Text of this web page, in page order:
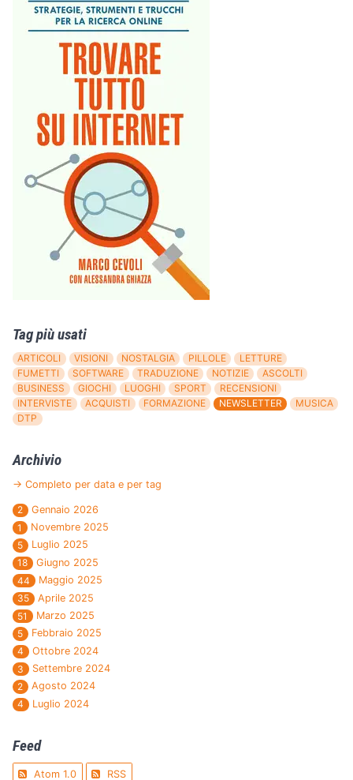
Tag più usati
ARTICOLI VISIONI NOSTALGIA PILLOLE
LETTURE
FUMETTI
SOFTWARE TRADUZIONE NOTIZIE
ASCOLTI
BUSINESS
GIOCHI LUOGHI SPORT
RECENSIONI
INTERVISTE
ACQUISTI FORMAZIONE NEWSLETTER
MUSICA
DTP
Archivio
→ Completo per data e per tag
2
Gennaio 2026
1
Novembre 2025
5
Luglio 2025
18
Giugno 2025
44
Maggio 2025
35
Aprile 2025
51
Marzo 2025
5
Febbraio 2025
4
Ottobre 2024
3
Settembre 2024
2
Agosto 2024
4
Luglio 2024
Feed
Atom 1.0 RSS